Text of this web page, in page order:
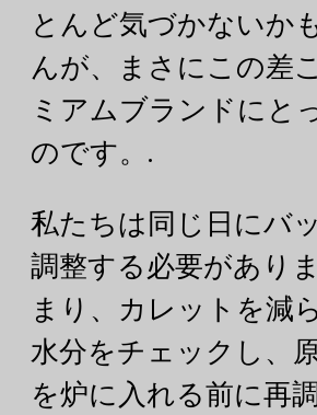
とんど気づかないか
んが、まさにこの差
ミアムブランドにと
のです。.
私たちは同じ日にバ
調整する必要があり
まり、カレットを減
水分をチェックし、
を炉に入れる前に再